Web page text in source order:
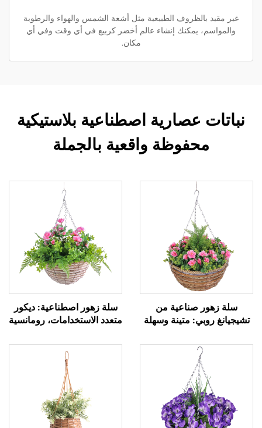
غير مقيد بالظروف الطبيعية مثل أشعة الشمس والهواء والرطوبة
والمواسم، يمكنك إنشاء عالم أخضر كربيع في أي وقت وفي أي
مكان.
نباتات عصارية اصطناعية بلاستيكية
محفوظة واقعية بالجملة
سلة زهور صناعية من
تشيجيانغ روبي: متينة وسهلة
سلة زهور اصطناعية: ديكور
متعدد الاستخدامات، رومانسية